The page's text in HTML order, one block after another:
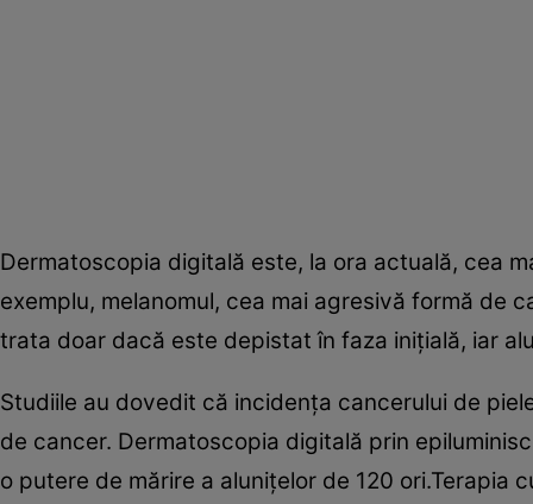
Dermatoscopia digitală este, la ora actuală, cea
exemplu, melanomul, cea mai agresivă formă de
trata doar dacă este depistat în faza iniţială, iar
Studiile au dovedit că incidenţa cancerului de
de cancer. Dermatoscopia digitală prin
o putere de mărire a aluniţelor de 120 ori.Terapia